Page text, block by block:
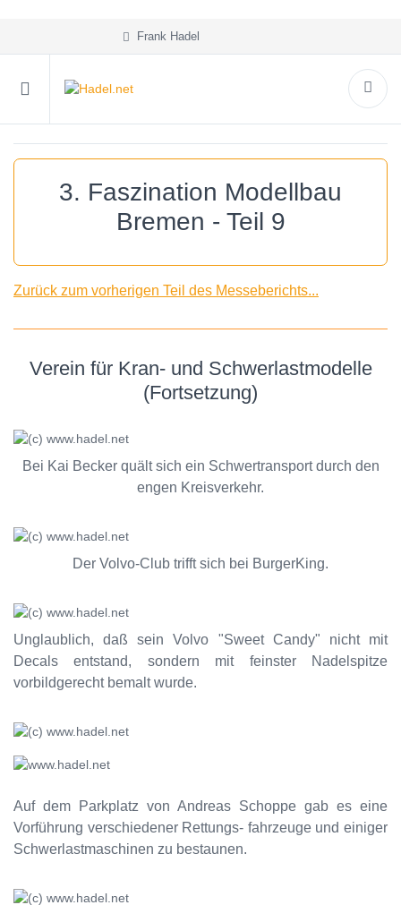
Frank Hadel
3. Faszination Modellbau
Bremen - Teil 9
Zurück zum vorherigen Teil des Messeberichts...
Verein für Kran- und Schwerlastmodelle
(Fortsetzung)
Bei Kai Becker quält sich ein Schwertransport durch den
engen Kreisverkehr.
Der Volvo-Club trifft sich bei BurgerKing.
Unglaublich, daß sein Volvo "Sweet Candy" nicht mit
Decals entstand, sondern mit feinster Nadelspitze
vorbildgerecht bemalt wurde.
Auf dem Parkplatz von Andreas Schoppe gab es eine
Vorführung verschiedener Rettungs- fahrzeuge und einiger
Schwerlastmaschinen zu bestaunen.